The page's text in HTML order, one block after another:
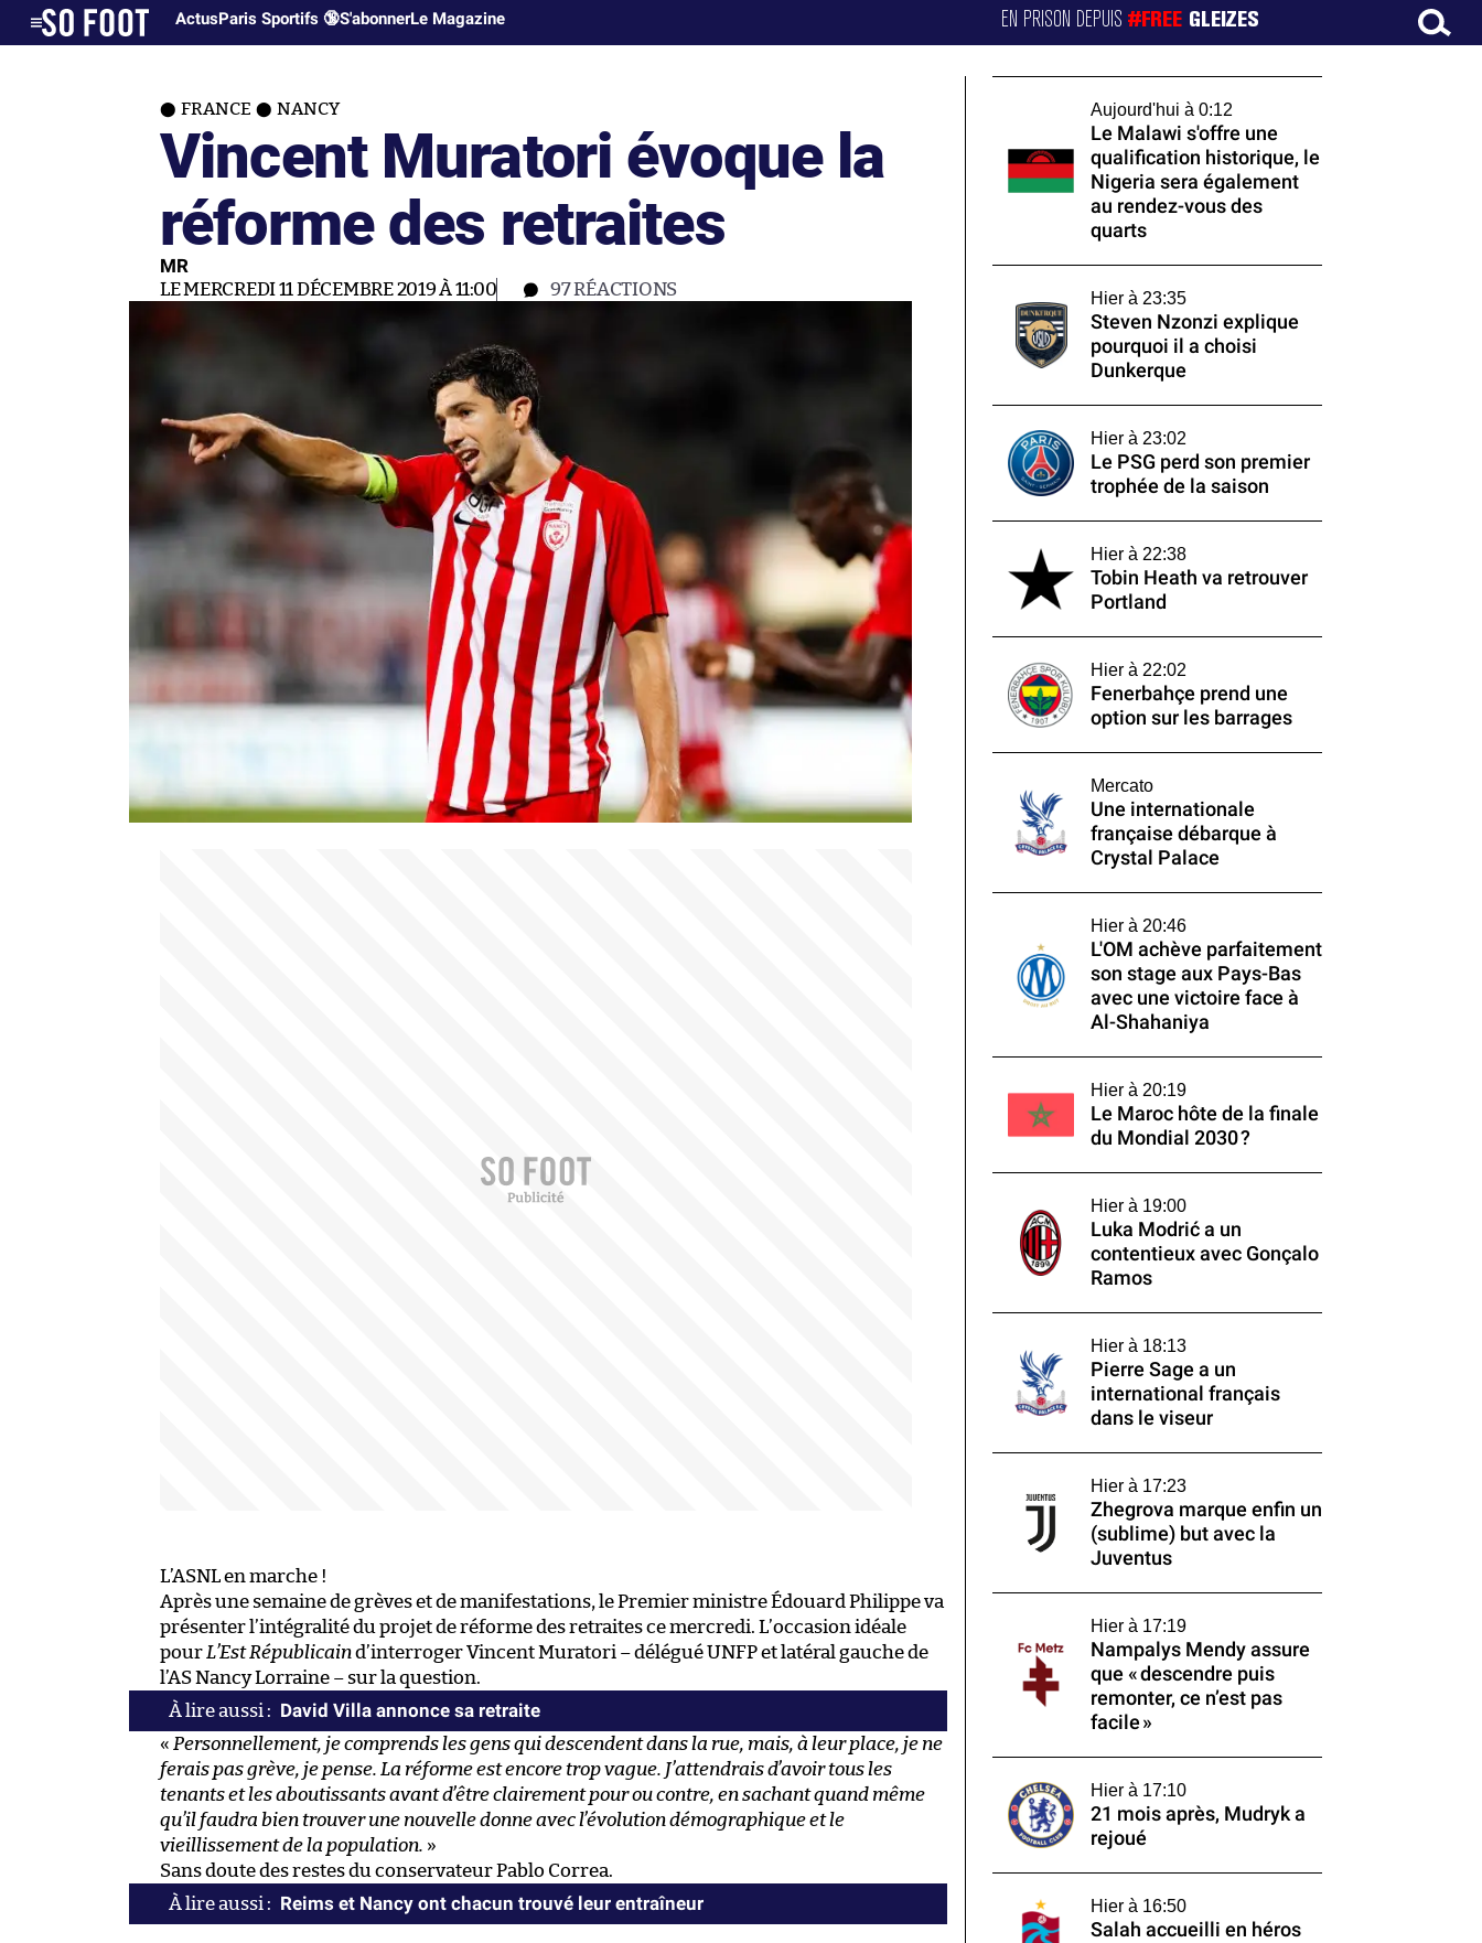
ActusParis Sportifs 🔞S'abonnerLe Magazine EN PRISON DEPUIS#FREE GLEIZES
FRANCE NANCY
Vincent Muratori évoque la
réforme des retraites
MR
LE MERCREDI 11 DÉCEMBRE 2019 À 11:00 97RÉACTIONS
L’ASNL en marche !
Après une semaine de grèves et de manifestations, le Premier ministre Édouard Philippe va
présenter l’intégralité du projet de réforme des retraites ce mercredi. L’occasion idéale
pour L’Est Républicaind’interroger Vincent Muratori – délégué UNFP et latéral gauche de
l’AS Nancy Lorraine – sur la question.
David Villa annonce sa retraite
« Personnellement, je comprends les gens qui descendent dans la rue, mais, à leur place, je ne
ferais pas grève, je pense. La réforme est encore trop vague. J’attendrais d’avoir tous les
tenants et les aboutissants avant d’être clairement pour ou contre, en sachant quand même
qu’il faudra bien trouver une nouvelle donne avec l’évolution démographique et le
vieillissement de la population. »
Sans doute des restes du conservateur Pablo Correa.
Reims et Nancy ont chacun trouvé leur entraîneur
Aujourd'hui à 0:12
Le Malawi s'offre une
qualification historique, le
Nigeria sera également
au rendez-vous des
quarts
Hier à 23:35
Steven Nzonzi explique
pourquoi il a choisi
Dunkerque
Hier à 23:02
Le PSG perd son premier
trophée de la saison
Hier à 22:38
Tobin Heath va retrouver
Portland
Hier à 22:02
Fenerbahçe prend une
option sur les barrages
Mercato
Une internationale
française débarque à
Crystal Palace
Hier à 20:46
L'OM achève parfaitement
son stage aux Pays-Bas
avec une victoire face à
Al-Shahaniya
Hier à 20:19
Le Maroc hôte de la finale
du Mondial 2030 ?
Hier à 19:00
Luka Modrić a un
contentieux avec Gonçalo
Ramos
Hier à 18:13
Pierre Sage a un
international français
dans le viseur
Hier à 17:23
Zhegrova marque enfin un
(sublime) but avec la
Juventus
Hier à 17:19
Nampalys Mendy assure
que « descendre puis
remonter, ce n’est pas
facile »
Hier à 17:10
21 mois après, Mudryk a
rejoué
Hier à 16:50
Salah accueilli en héros